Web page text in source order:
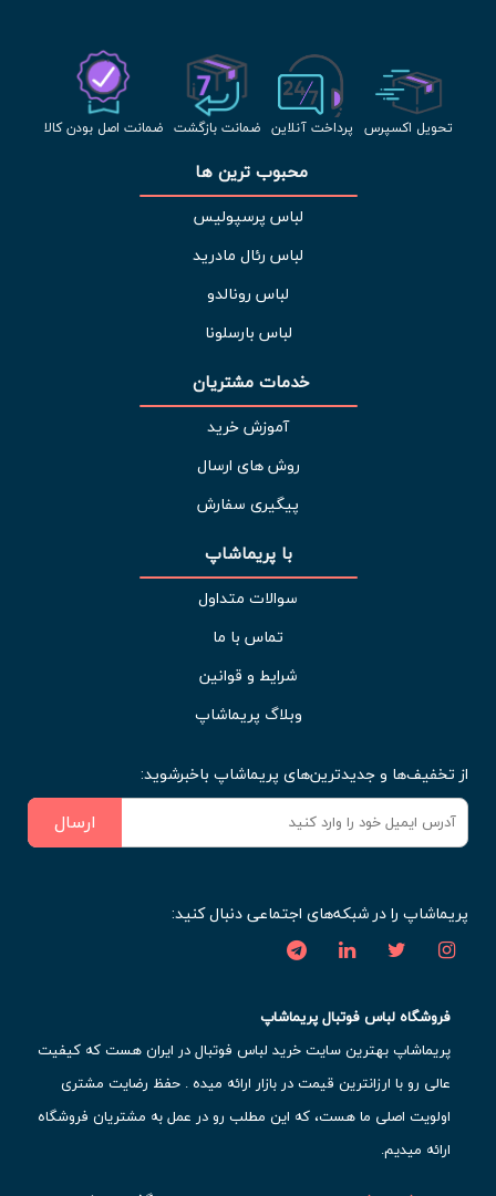
تحویل اکسپرس پرداخت آنلاین ضمانت بازگشت ضمانت اصل بودن کالا
محبوب ترین ها
لباس پرسپولیس
لباس رئال مادرید
لباس رونالدو
لباس بارسلونا
خدمات مشتریان
آموزش خرید
روش های ارسال
پیگیری سفارش
با پریماشاپ
سوالات متداول
تماس با ما
شرایط و قوانین
وبلاگ پریماشاپ
از تخفیف‌ها و جدیدترین‌های پریماشاپ باخبرشوید:
ارسال
پریماشاپ را در شبکه‌های اجتماعی دنبال کنید:
فروشگاه لباس فوتبال پریماشاپ
پریماشاپ بهترین سایت خرید لباس فوتبال در ایران هست که کیفیت
عالی رو با ارزانترین قیمت در بازار ارائه میده . حفظ رضایت مشتری
اولویت اصلی ما هست، که این مطلب رو در عمل به مشتریان فروشگاه
ارائه میدیم.